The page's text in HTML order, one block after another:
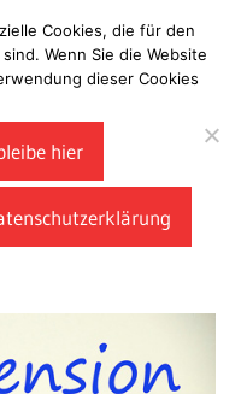
Cookies, die für den
Wenn Sie die Website
dieser Cookies
hier